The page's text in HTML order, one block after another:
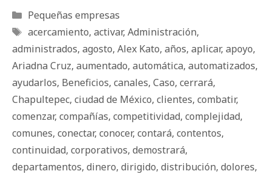
Categorías
Pequeñas empresas
Etiquetas
acercamiento, activar, Administración,
administrados, agosto, Alex Kato, años, aplicar, apoyo,
Ariadna Cruz, aumentado, automática, automatizados,
ayudarlos, Beneficios, canales, Caso, cerrará,
Chapultepec, ciudad de México, clientes, combatir,
comenzar, compañías, competitividad, complejidad,
comunes, conectar, conocer, contará, contentos,
continuidad, corporativos, demostrará,
departamentos, dinero, dirigido, distribución, dolores,